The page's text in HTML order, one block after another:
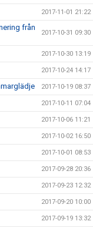
2017-11-01 21:22
från
2017-10-31 09:30
2017-10-30 13:19
2017-10-24 14:17
2017-10-19 08:37
2017-10-11 07:04
2017-10-06 11:21
2017-10-02 16:50
2017-10-01 08:53
2017-09-28 20:36
2017-09-23 12:32
2017-09-20 10:00
2017-09-19 13:32